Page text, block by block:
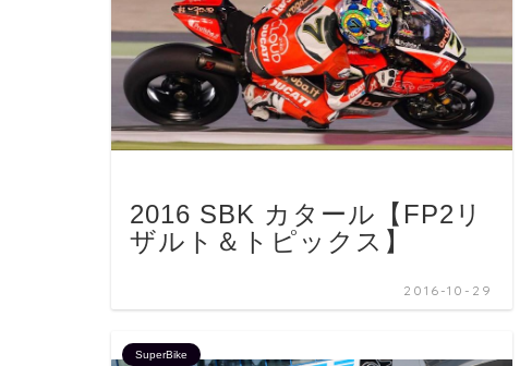
2016 SBK カタール【FP2リ
ザルト＆トピックス】
2016-10-29
SuperBike